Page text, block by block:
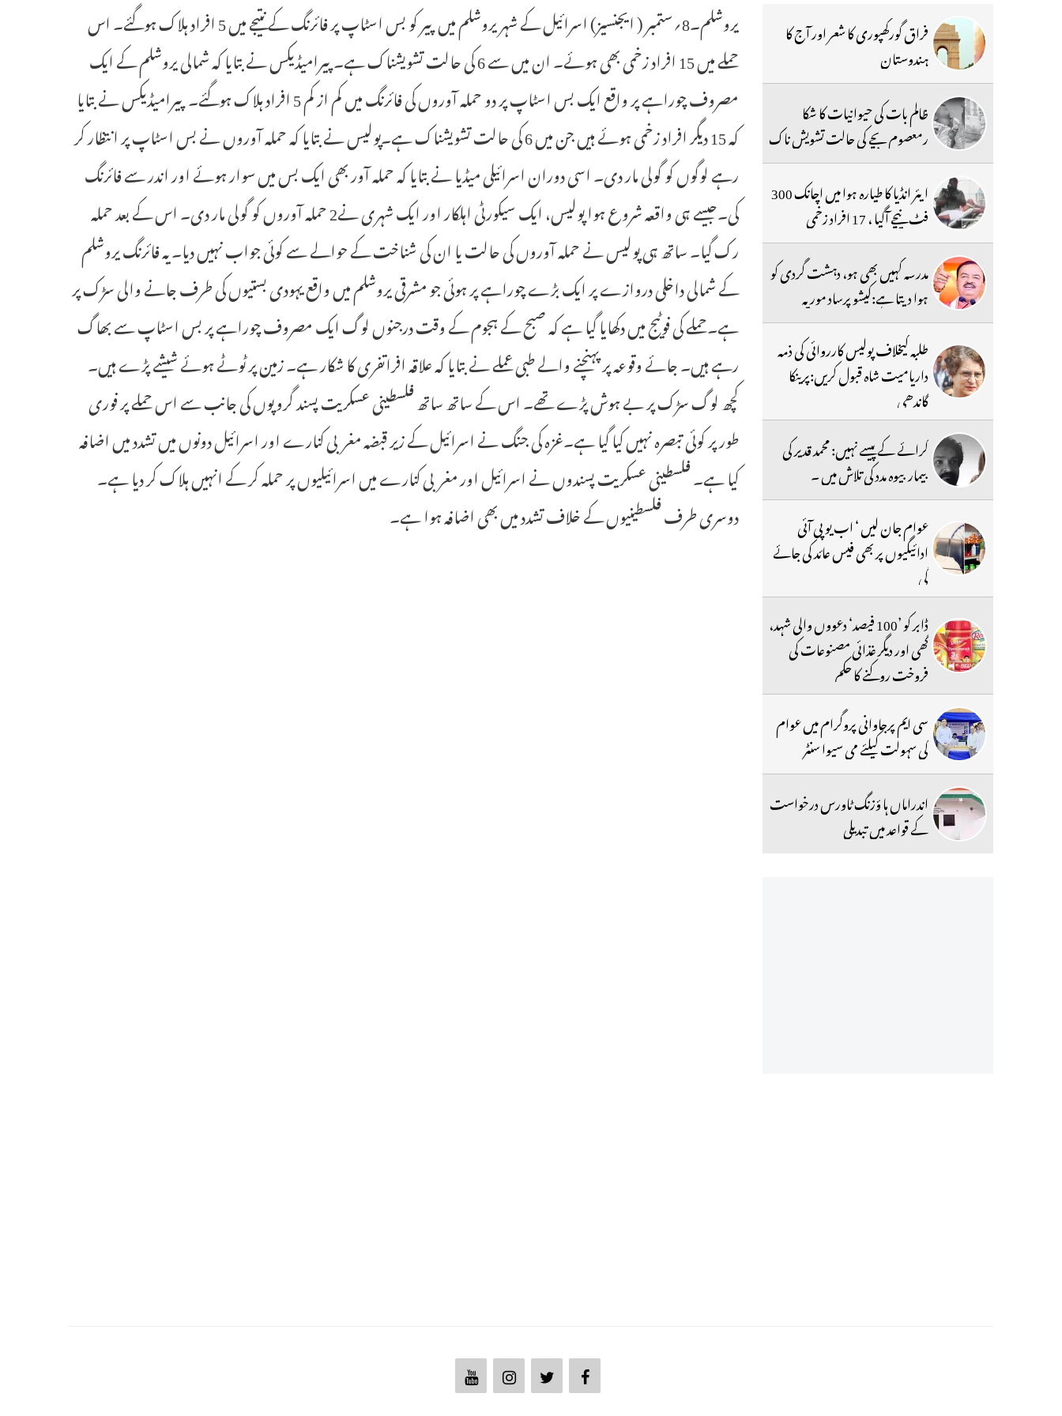
یروشلم۔8؍ستمبر ( ایجنسیز) اسرائیل کے شہر یروشلم میں پیر کو بس اسٹاپ پر فائرنگ کے نتیجے میں 5 افراد ہلاک ہوگئے۔ اس
حملے میں 15 افراد زخمی بھی ہوئے۔ ان میں سے 6 کی حالت تشویشناک ہے۔پیرامیڈیکس نے بتایا کہ شمالی یروشلم کے ایک
مصروف چوراہے پر واقع ایک بس اسٹاپ پر دو حملہ آوروں کی فائرنگ میں کم از کم 5 افراد ہلاک ہوگئے۔ پیرامیڈیکس نے بتایا
کہ 15 دیگر افراد زخمی ہوئے ہیں جن میں 6 کی حالت تشویشناک ہے۔پولیس نے بتایا کہ حملہ آوروں نے بس اسٹاپ پر انتظار کر
رہے لوگوں کو گولی مار دی۔ اسی دوران اسرائیلی میڈیا نے بتایا کہ حملہ آور بھی ایک بس میں سوار ہوئے اور اندر سے فائرنگ
کی۔جیسے ہی واقعہ شروع ہوا پولیس، ایک سیکورٹی اہلکار اور ایک شہری نے2 حملہ آوروں کو گولی مار دی۔ اس کے بعد حملہ
رک گیا۔ ساتھ ہی پولیس نے حملہ آوروں کی حالت یا ان کی شناخت کے حوالے سے کوئی جواب نہیں دیا۔یہ فائرنگ یروشلم
کے شمالی داخلی دروازے پر ایک بڑے چوراہے پر ہوئی جو مشرقی یروشلم میں واقع یہودی بستیوں کی طرف جانے والی سڑک پر
ہے۔حملے کی فوٹیج میں دکھایا گیا ہے کہ صبح کے ہجوم کے وقت درجنوں لوگ ایک مصروف چوراہے پر بس اسٹاپ سے بھاگ
رہے ہیں۔ جائے وقوعہ پر پہنچنے والے طبی عملے نے بتایا کہ علاقہ افراتفری کا شکار ہے۔ زمین پر ٹوٹے ہوئے شیشے پڑے ہیں۔
کچھ لوگ سڑک پر بے ہوش پڑے تھے۔ اس کے ساتھ ساتھ فلسطینی عسکریت پسند گروپوں کی جانب سے اس حملے پر فوری
طور پر کوئی تبصرہ نہیں کیا گیا ہے۔غزہ کی جنگ نے اسرائیل کے زیر قبضہ مغربی کنارے اور اسرائیل دونوں میں تشدد میں اضافہ
کیا ہے۔ فلسطینی عسکریت پسندوں نے اسرائیل اور مغربی کنارے میں اسرائیلیوں پر حملہ کر کے انہیں ہلاک کر دیا ہے۔
دوسری طرف فلسطینیوں کے خلاف تشدد میں بھی اضافہ ہوا ہے۔
فراق گورکھپوری کا شعر اور آج کا
ہندوستان
ظالم بات کی حیوانیات کا شکا
رمعصوم بچے کی حالت تشویش ناک
ایئر انڈیا کا طیارہ ہوا میں اچانک 300
فٹ نیچے آگیا ، 17 افراد زخمی
مدرسہ کہیں بھی ہو، دہشت گردی کو
ہوا دیتا ہے:کیشو پرساد موریہ
طلبہ کیخلاف پولیس کارروائی کی ذمہ
داریامیت شاہ قبول کریں:پرینکا
گاندھی
کرائے کے پیسے نہیں: محمد قدیر کی
بیمار بیوہ مدد کی تلاش میں ۔
عوام جان لیں ‘ اب یو پی آئی
ادائیگیوں پر بھی فیس عائد کی جائے
گی
ڈابر کو ’100 فیصد‘ دعووں والی شہد،
گھی اور دیگر غذائی مصنوعات کی
فروخت روکنے کا حکم
سی ایم پرجاوانی پروگرام میں عوام
کی سہولت کیلئے می سیوا سنٹر
اندراماں ہا ؤزنگ ٹاورس درخواست
کے قواعد میں تبدیلی